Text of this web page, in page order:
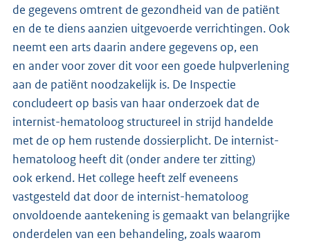
de gegevens omtrent de gezondheid van de patiënt
en de te diens aanzien uitgevoerde verrichtingen. Ook
neemt een arts daarin andere gegevens op, een
en ander voor zover dit voor een goede hulpverlening
aan de patiënt noodzakelijk is. De Inspectie
concludeert op basis van haar onderzoek dat de
internist-hematoloog structureel in strijd handelde
met de op hem rustende dossierplicht. De internist-
hematoloog heeft dit (onder andere ter zitting)
ook erkend. Het college heeft zelf eveneens
vastgesteld dat door de internist-hematoloog
onvoldoende aantekening is gemaakt van belangrijke
onderdelen van een behandeling, zoals waarom